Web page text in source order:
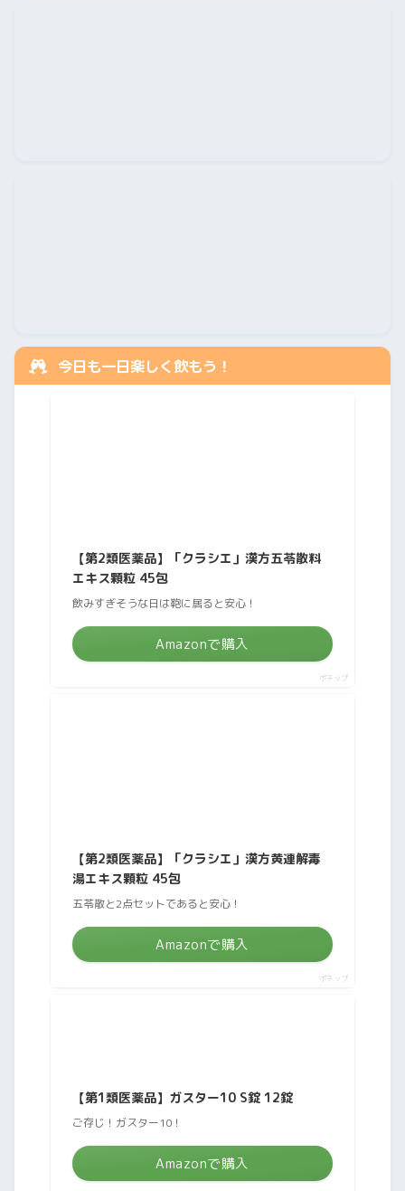
今日も一日楽しく飲もう！
【第2類医薬品】「クラシエ」漢方五苓散料
エキス顆粒 45包
飲みすぎそうな日は鞄に居ると安心！
Amazonで購入
ポチップ
【第2類医薬品】「クラシエ」漢方黄連解毒
湯エキス顆粒 45包
五苓散と2点セットであると安心！
Amazonで購入
ポチップ
【第1類医薬品】ガスター10 S錠 12錠
ご存じ！ガスター10！
Amazonで購入